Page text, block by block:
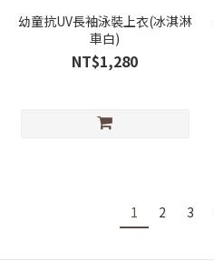
幼童抗UV長袖泳裝上衣(冰淇淋
車白)
NT$1,280
1 2 3